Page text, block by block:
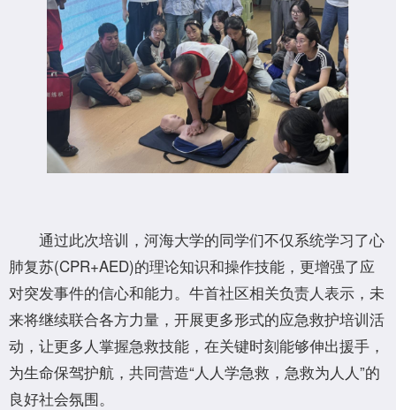
通过此次培训，河海大学的同学们不仅系统学习了心
肺复苏(CPR+AED)的理论知识和操作技能，更增强了应
对突发事件的信心和能力。牛首社区相关负责人表示，未
来将继续联合各方力量，开展更多形式的应急救护培训活
动，让更多人掌握急救技能，在关键时刻能够伸出援手，
为生命保驾护航，共同营造“人人学急救，急救为人人”的
良好社会氛围。